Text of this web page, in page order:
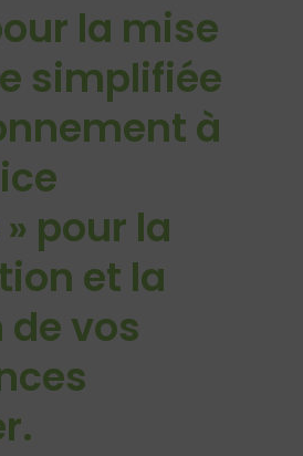
la mise
simplifiée
à
pour la
et la
vos